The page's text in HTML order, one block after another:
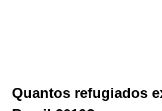
Quantos refugiados